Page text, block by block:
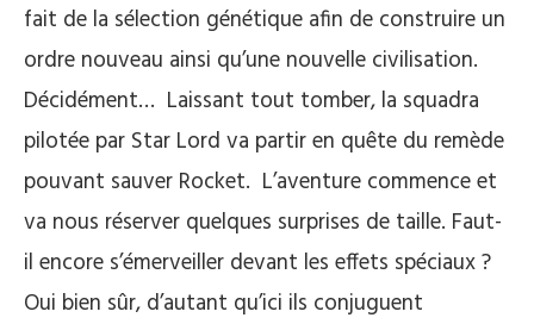
fait de la sélection génétique afin de construire un
ordre nouveau ainsi qu’une nouvelle civilisation.
Décidément… Laissant tout tomber, la squadra
pilotée par Star Lord va partir en quête du remède
pouvant sauver Rocket. L’aventure commence et
va nous réserver quelques surprises de taille. Faut-
il encore s’émerveiller devant les effets spéciaux ?
Oui bien sûr, d’autant qu’ici ils conjuguent